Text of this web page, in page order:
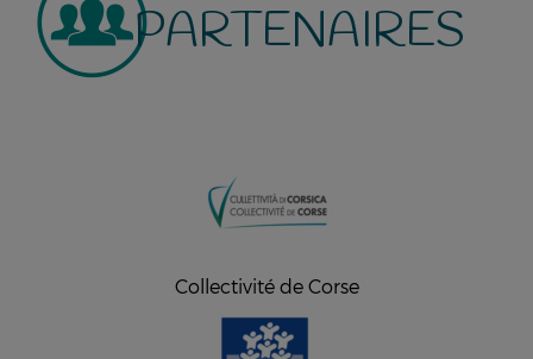
PARTENAIRES
Collectivité de Corse